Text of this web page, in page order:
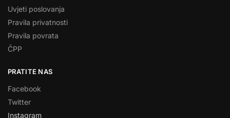
Uvjeti poslovanja
Pravila privatnosti
Pravila povrata
ČPP
PRATITE NAS
Facebook
Twitter
Instagram